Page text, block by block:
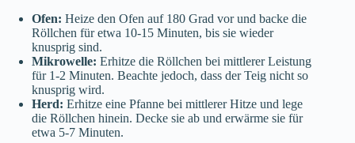
Ofen: Heize den Ofen auf 180 Grad vor und backe die
Röllchen für etwa 10-15 Minuten, bis sie wieder
knusprig sind.
Mikrowelle: Erhitze die Röllchen bei mittlerer Leistung
für 1-2 Minuten. Beachte jedoch, dass der Teig nicht so
knusprig wird.
Herd: Erhitze eine Pfanne bei mittlerer Hitze und lege
die Röllchen hinein. Decke sie ab und erwärme sie für
etwa 5-7 Minuten.